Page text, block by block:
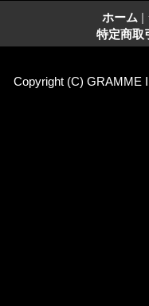
ホーム |
特定商取
Copyright (C) GRAMME